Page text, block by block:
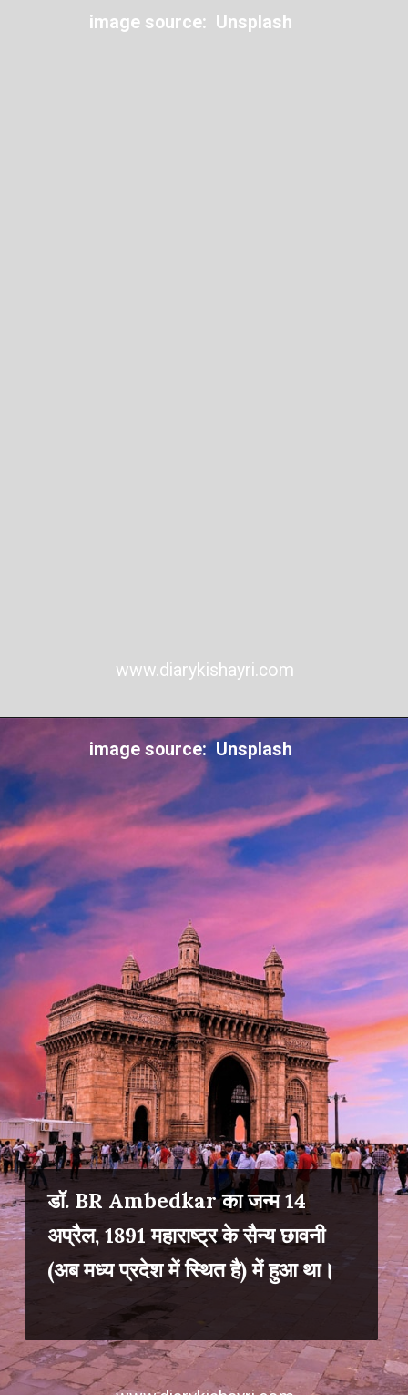
www.diarykishayri.com
image source: Unsplash
डॉ. BR Ambedkar का जन्म 14
अप्रैल, 1891 महाराष्ट्र के सैन्य छावनी
(अब मध्य प्रदेश में स्थित है) में हुआ था।
image source: Unsplash